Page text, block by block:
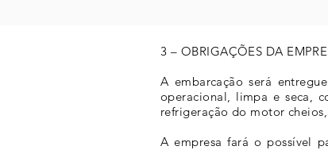
3 – OBRIGAÇÕES DA
A embarcação será
operacional, limpa e seca,
refrigeração do motor
A empresa fará o possível